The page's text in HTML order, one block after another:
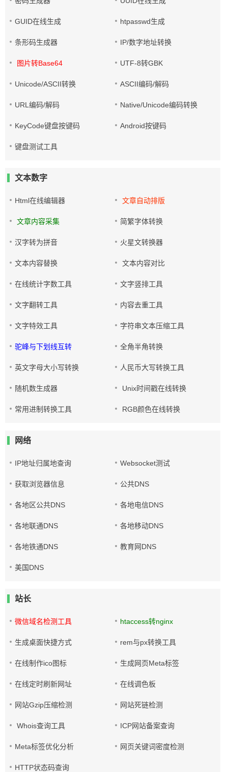
GUID在线生成 htpasswd生成
条形码生成器 IP/数字地址转换
图片转Base64 UTF-8转GBK
Unicode/ASCII转换 ASCII编码/解码
URL编码/解码 Native/Unicode编码转换
KeyCode键盘按键码 Android按键码
键盘测试工具
文本数字
Html在线编辑器 文章自动排版
文章内容采集 简繁字体转换
汉字转为拼音 火星文转换器
文本内容替换 文本内容对比
在线统计字数工具 文字竖排工具
文字翻转工具 内容去重工具
文字特效工具 字符串文本压缩工具
驼峰与下划线互转 全角半角转换
英文字母大小写转换 人民币大写转换工具
随机数生成器 Unix时间戳在线转换
常用进制转换工具 RGB颜色在线转换
网络
IP地址归属地查询 Websocket测试
获取浏览器信息 公共DNS
各地区公共DNS 各地电信DNS
各地联通DNS 各地移动DNS
各地铁通DNS 教育网DNS
美国DNS
站长
微信域名检测工具 htaccess转nginx
生成桌面快捷方式 rem与px转换工具
在线制作ico图标 生成网页Meta标签
在线定时刷新网址 在线调色板
网站Gzip压缩检测 网站死链检测
Whois查询工具 ICP网站备案查询
Meta标签优化分析 网页关键词密度检测
HTTP状态码查询